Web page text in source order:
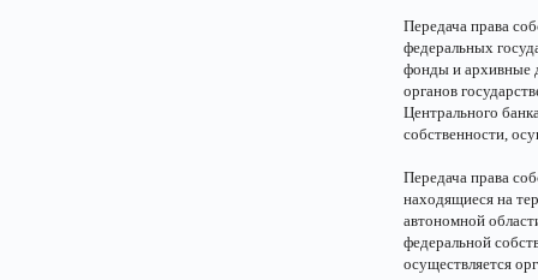
Передача права
федеральных
фонды и архивные
органов
Центрального
собственности,
Передача права
находящиеся на
автономной
федеральной
осуществляется